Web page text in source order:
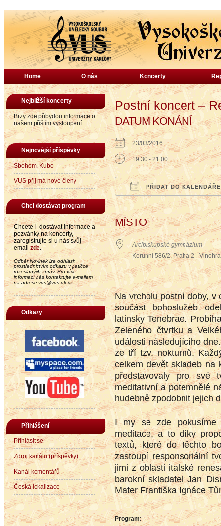
Home O nás Koncerty
Nejbližší koncerty
Brzy zde přibydou informace o
našem příštím vystoupení.
Nejnovější příspěvky
Sbohem, Kubo
VUS přijímá nové členy
Chci dostávat program
Chcete-li dostávat informace a
pozvánky na koncerty,
zaregistrujte si u nás svůj
email zde.
Odběr Novinek lze odhlásit
prostřednictvím odkazu v patičce
rozeslaných zpráv. Pro více
informací nás kontaktujte e-mailem
na adrese vus@vus-uk.cz
Odkazy
Přihlášení
Přihlásit se
Zdroj kanálů (příspěvky)
Kanál komentářů
Česká lokalizace
Postní koncert –
DATUM KONÁNÍ
23/03/2016
19:30 - 21:00
PŘIDAT DO KALENDÁŘE
Download ICSGoogle Calendar
iCalendarOffice
MÍSTO
Arcibiskupské gymnázium
Korunní 586/2, Praha 2 -
Na vrcholu postní doby, v
součást bohoslužeb
latinsky Tenebrae.
Zeleného čtvrtku a
události následujícího
ze tří tzv. nokturnů.
celkem devět skladeb na
představovaly pro své
meditativní a potemnělé
hudebně zpodobnit jejich
I my se zde pokusíme
meditace, a to díky
textů, které do těchto
zastoupí responsoriální
jimi z oblasti italské
barokní skladatel Jan
Mater Františka Ignáce
Program: